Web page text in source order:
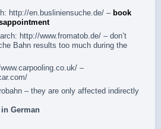
http://en.busliniensuche.de/ – book
http://www.fromatob.de/ – don’t
Bahn results too much during the
–
– they are only affected indirectly
in German